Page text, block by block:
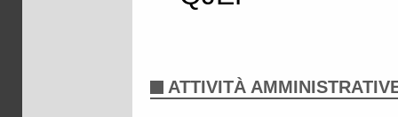
ATTIVITÀ